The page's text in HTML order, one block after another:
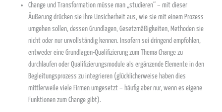
Change und Transformation müsse man „studieren“ – mit dieser
Äußerung drücken sie ihre Unsicherheit aus, wie sie mit einem Prozess
umgehen sollen, dessen Grundlagen, Gesetzmäßigkeiten, Methoden sie
nicht oder nur unvollständig kennen. Insofern sei dringend empfohlen,
entweder eine Grundlagen-Qualifizierung zum Thema Change zu
durchlaufen oder Qualifizierungsmodule als ergänzende Elemente in den
Begleitungsprozess zu integrieren (glücklicherweise haben dies
mittlerweile viele Firmen umgesetzt – häufig aber nur, wenn es eigene
Funktionen zum Change gibt).